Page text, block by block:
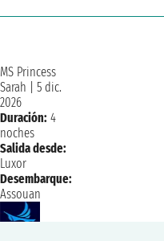
MS Princess
Sarah
5 dic.
2026
Duración: 4
noches
Salida desde:
Luxor
Desembarque:
Assouan